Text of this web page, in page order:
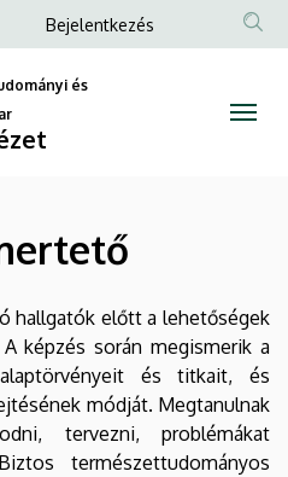
Anonim
fiók
menüje
Bejelentkezés
és
hallgatók előtt a lehetőségek
képzés során megismerik a
és titkait, és
módját. Megtanulnak
tervezni, problémákat
természettudományos